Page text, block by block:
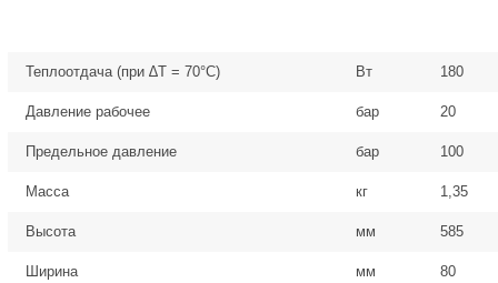
Теплоотдача (при ∆T = 70°C) Вт 180
Давление рабочее бар 20
Предельное давление бар 100
Масса кг 1,35
Высота мм 585
Ширина мм 80